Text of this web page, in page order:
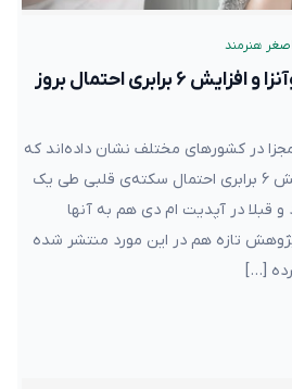
هنرمند
سه نکته‌ در مورد آنفلوآنزا و افزایش ۶ برابری احتمال بروز
در کشورهای مختلف نشان داده‌اند که
ابتلا به آنفلوآنزا سبب افزایش ۶ برابری احتمال سکته‌ی قلبی طی یک
قبلا در آپدیت ام دی هم به آنها
پژوهش تازه هم در این مورد منتشر شده
[…]